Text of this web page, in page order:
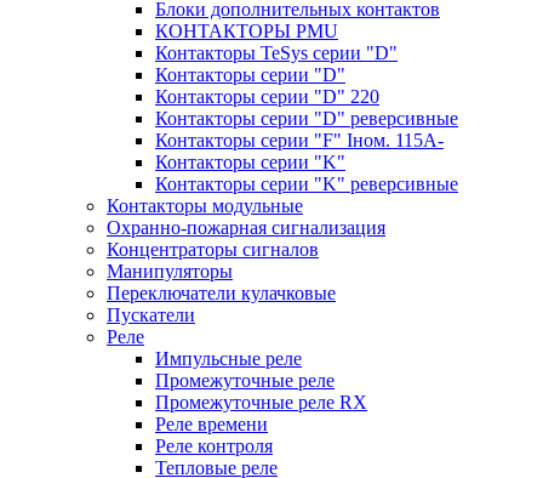
Блоки дополнительных контактов
КОНТАКТОРЫ PMU
Контакторы TeSys серии "D"
Контакторы серии "D"
Контакторы серии "D" 220
Контакторы серии "D" реверсивные
Контакторы серии "F" Iном. 115А-
Контакторы серии "K"
Контакторы серии "K" реверсивные
Контакторы модульные
Охранно-пожарная сигнализация
Концентраторы сигналов
Манипуляторы
Переключатели кулачковые
Пускатели
Реле
Импульсные реле
Промежуточные реле
Промежуточные реле RX
Реле времени
Реле контроля
Тепловые реле